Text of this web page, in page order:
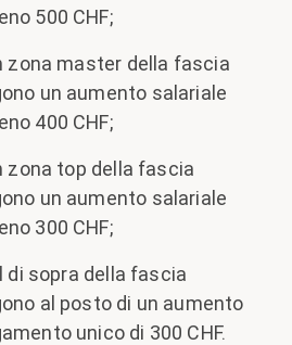
500 CHF;
zona master della fascia
un aumento salariale
400 CHF;
zona top della fascia
un aumento salariale
300 CHF;
di sopra della fascia
al posto di un aumento
unico di 300 CHF.